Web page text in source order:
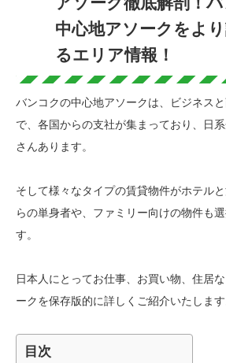
中心地アソークをよ
るエリア情報！
バンコクの中心地アソークは、ビジネス
で、各国からの支社が集まっており、日
さんあります。
そして様々なタイプの賃貸物件がホテル
らの単身者や、ファミリー向けの物件も
す。
日本人にとってお仕事、お買い物、住居
ークを保存版的に詳しくご紹介いたします
目次